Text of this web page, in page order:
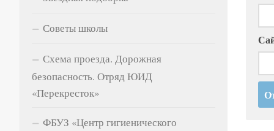
Советы школы
Схема проезда. Дорожная
безопасность. Отряд ЮИД
«Перекресток»
ФБУЗ «Центр гигиенического